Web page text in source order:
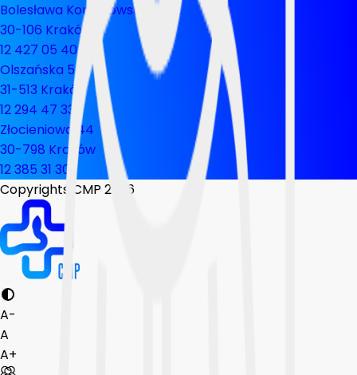
Bolesława Komorowskiego 12
30-106 Kraków
12 427 05 40
Olszańska 5
31-513 Kraków
12 294 47 33
Złocieniowa 44
30-798 Kraków
12 385 31 30
Copyrights CMP 2026
A-
A
A+